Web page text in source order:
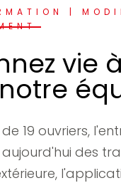
|
vie
19 ouvriers,
des